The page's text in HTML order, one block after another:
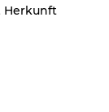
Herkunft